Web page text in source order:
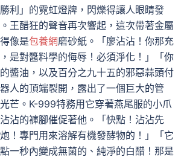
利」的霓虹燈牌，閃爍得讓人眼睛發
王醋狂的聲音再次響起，這次帶著金屬
像是包養網磨砂紙。「廖沾沾！你那充
是對醬料學的侮辱！必須淨化！」「你
醬油，以及百分之九十五的邪惡蒜頭付
人的頂端裂開，露出了一個巨大的管
芒。K-999特務用它穿著燕尾服的小爪
沾的褲腳催促著他。「快點！沾沾先
！專門用來溶解有機發酵物的！」「它
一秒內變成無菌的、純淨的白醋！那是